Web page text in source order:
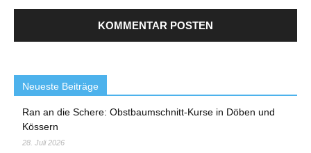
Neueste Beiträge
Ran an die Schere: Obstbaumschnitt-Kurse in Döben und
Kössern
28. Juli 2026